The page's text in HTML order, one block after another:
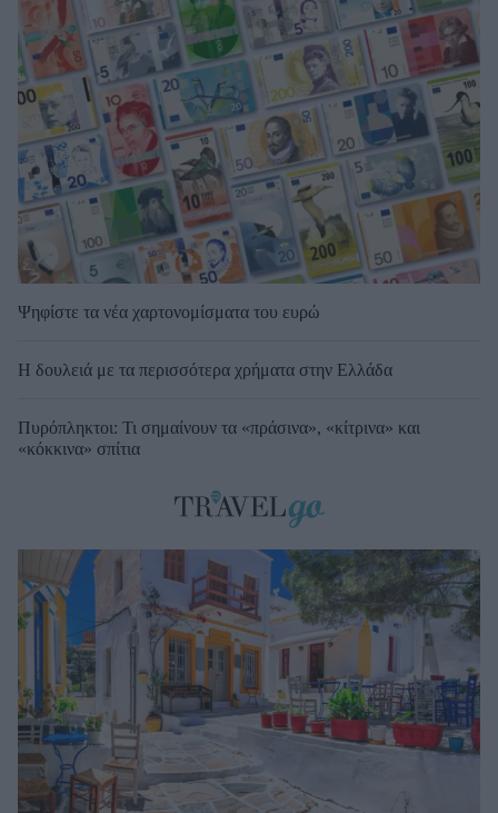
Ψηφίστε τα νέα χαρτονομίσματα του ευρώ
Η δουλειά με τα περισσότερα χρήματα στην Ελλάδα
Πυρόπληκτοι: Τι σημαίνουν τα «πράσινα», «κίτρινα» και
«κόκκινα» σπίτια